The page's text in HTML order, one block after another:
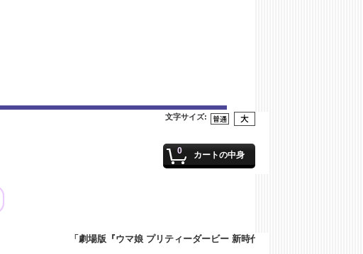
文字サイズ:
0 カートの中身